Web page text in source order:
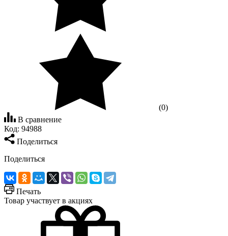
(0)
В сравнение
Код: 94988
Поделиться
Поделиться
Печать
Товар участвует в акциях